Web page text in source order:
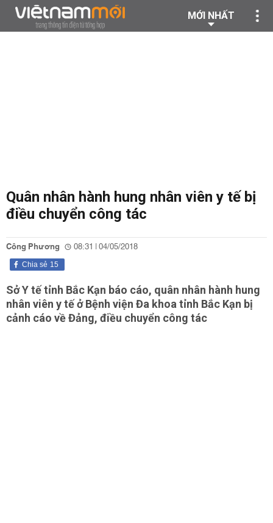
MỚI NHẤT
Quân nhân hành hung nhân viên y tế bị
điều chuyển công tác
Công Phương 08:31 | 04/05/2018
15
Chia sẻ
Sở Y tế tỉnh Bắc Kạn báo cáo, quân nhân hành hung
nhân viên y tế ở Bệnh viện Đa khoa tỉnh Bắc Kạn bị
cảnh cáo về Đảng, điều chuyển công tác